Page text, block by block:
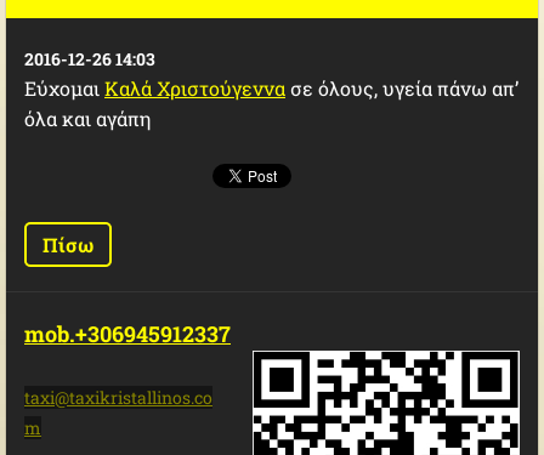
2016-12-26 14:03
ΕύχομαιΚαλά Χριστούγεννασε όλους, υγεία πάνω απ’
όλα και αγάπη
Πίσω
mob.+306945912337
taxi@taxikristallinos.co
m